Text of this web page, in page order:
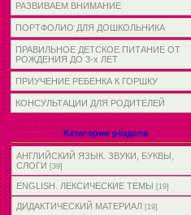
РАЗВИВАЕМ ВНИМАНИЕ
ПОРТФОЛИО ДЛЯ ДОШКОЛЬНИКА
ПРАВИЛЬНОЕ ДЕТСКОЕ ПИТАНИЕ ОТ
РОЖДЕНИЯ ДО 3-х ЛЕТ
ПРИУЧЕНИЕ РЕБЕНКА К ГОРШКУ
КОНСУЛЬТАЦИИ ДЛЯ РОДИТЕЛЕЙ
Категории раздела
АНГЛИЙСКИЙ ЯЗЫК. ЗВУКИ, БУКВЫ,
СЛОГИ [39]
ENGLISH. ЛЕКСИЧЕСКИЕ ТЕМЫ [19]
ДИДАКТИЧЕСКИЙ МАТЕРИАЛ [19]